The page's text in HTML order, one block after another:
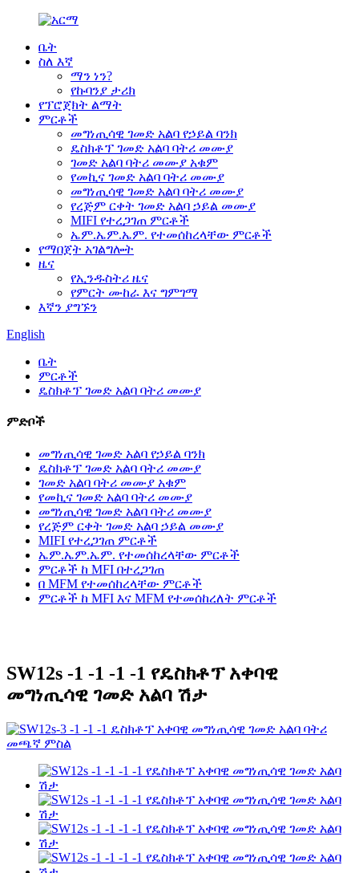
ቤት
ስለ እኛ
ማን ነን?
የኩባንያ ታሪክ
የፕሮጀክት ልማት
ምርቶች
መግነጢሳዊ ገመድ አልባ የኃይል ባንክ
ዴስክቶፕ ገመድ አልባ ባትሪ መሙያ
ገመድ አልባ ባትሪ መሙያ አቁም
የመኪና ገመድ አልባ ባትሪ መሙያ
መግነጢሳዊ ገመድ አልባ ባትሪ መሙያ
የረጅም ርቀት ገመድ አልባ ኃይል መሙያ
MIFI የተረጋገጠ ምርቶች
ኤም.ኤም.ኤም. የተመሰከረላቸው ምርቶች
የማበጀት አገልግሎት
ዜና
የኢንዱስትሪ ዜና
የምርት ሙከራ እና ግምገማ
እኛን ያግኙን
English
ቤት
ምርቶች
ዴስክቶፕ ገመድ አልባ ባትሪ መሙያ
ምድቦች
መግነጢሳዊ ገመድ አልባ የኃይል ባንክ
ዴስክቶፕ ገመድ አልባ ባትሪ መሙያ
ገመድ አልባ ባትሪ መሙያ አቁም
የመኪና ገመድ አልባ ባትሪ መሙያ
መግነጢሳዊ ገመድ አልባ ባትሪ መሙያ
የረጅም ርቀት ገመድ አልባ ኃይል መሙያ
MIFI የተረጋገጠ ምርቶች
ኤም.ኤም.ኤም. የተመሰከረላቸው ምርቶች
ምርቶች ከ MFI በተረጋገጠ
በ MFM የተመሰከረላቸው ምርቶች
ምርቶች ከ MFI እና MFM የተመሰከረለት ምርቶች
SW12s -1 -1 -1 -1 የዴስክቶፕ አቀባዊ
መግነጢሳዊ ገመድ አልባ ሽታ